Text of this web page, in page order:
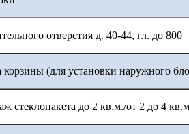
отверстия д. 40-44, гл. до 800
корзины (для установки наружного
стеклопакета до 2 кв.м./от 2 до 4